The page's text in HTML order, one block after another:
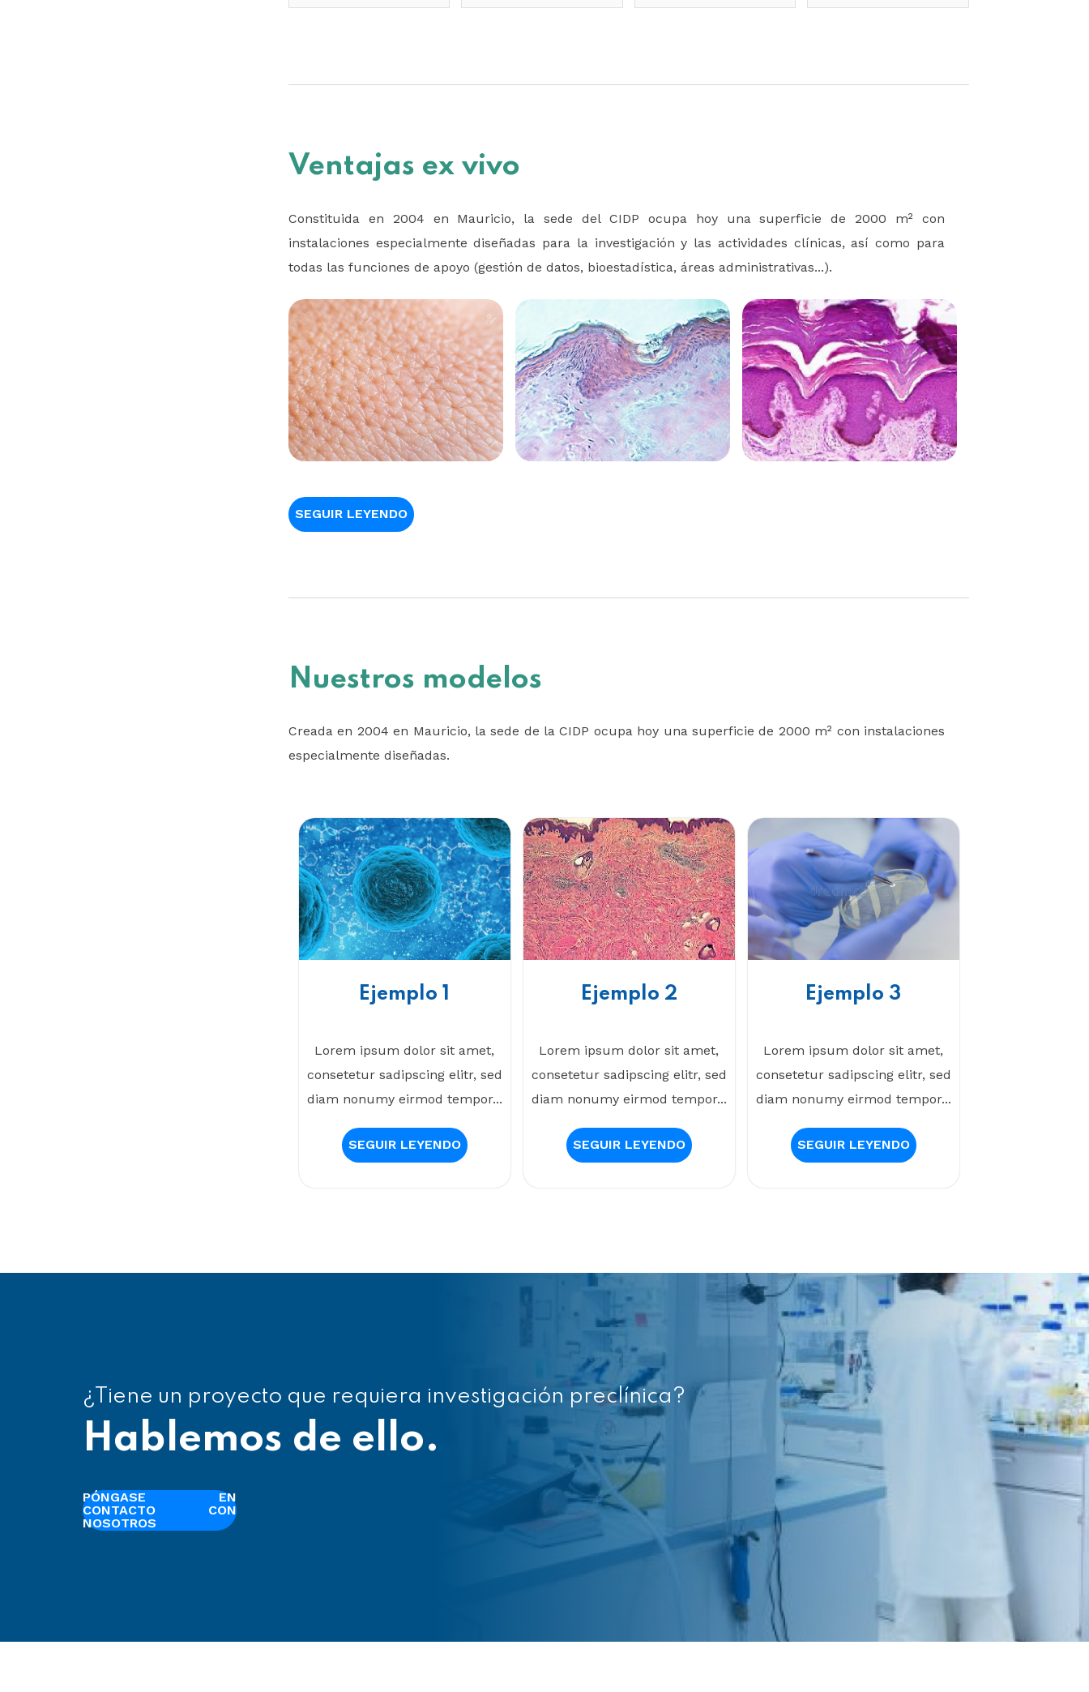
Ventajas ex vivo
Constituida en 2004 en Mauricio, la sede del CIDP ocupa hoy una superficie de 2000 m² con
instalaciones especialmente diseñadas para la investigación y las actividades clínicas, así como para
todas las funciones de apoyo (gestión de datos, bioestadística, áreas administrativas...).
SEGUIR LEYENDO
Nuestros modelos
Creada en 2004 en Mauricio, la sede de la CIDP ocupa hoy una superficie de 2000 m² con instalaciones
especialmente diseñadas.
Ejemplo 1
Lorem ipsum dolor sit amet,
consetetur sadipscing elitr, sed
diam nonumy eirmod tempor...
SEGUIR LEYENDO
Ejemplo 2
Lorem ipsum dolor sit amet,
consetetur sadipscing elitr, sed
diam nonumy eirmod tempor...
SEGUIR LEYENDO
Ejemplo 3
Lorem ipsum dolor sit amet,
consetetur sadipscing elitr, sed
diam nonumy eirmod tempor...
SEGUIR LEYENDO
¿Tiene un proyecto que requiera investigación preclínica?
Hablemos de ello.
PÓNGASE EN
CONTACTO CON
NOSOTROS